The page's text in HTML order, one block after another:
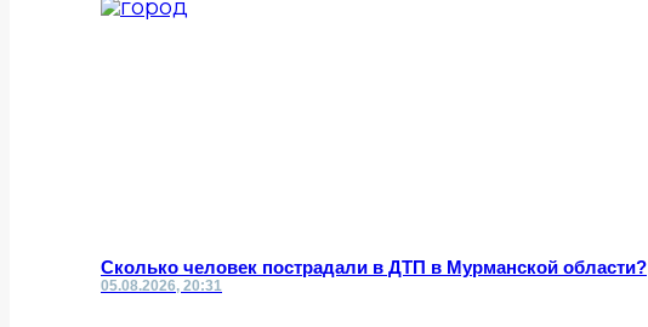
Сколько человек пострадали в ДТП в Мурманской области?
05.08.2026, 20:31